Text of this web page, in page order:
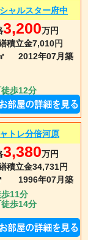
ャルスター府中
3,200万円
積立金7,010円
2012年07月 築
歩12分
トレ分倍河原
3,380万円
積立金34,731円
1996年07月 築
11分
歩14分